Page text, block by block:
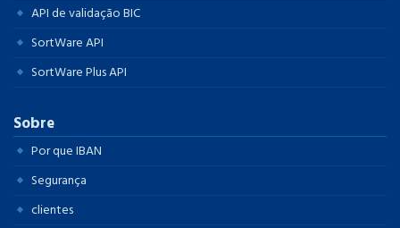
API de validação BIC
SortWare API
SortWare Plus API
Sobre
Por que IBAN
Segurança
clientes